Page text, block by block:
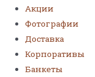
Акции
Фотографии
Доставка
Корпоративы
Банкеты